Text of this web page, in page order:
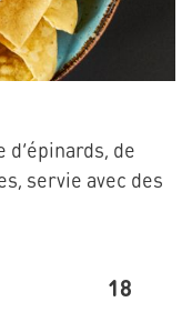
de
servie avec des
18